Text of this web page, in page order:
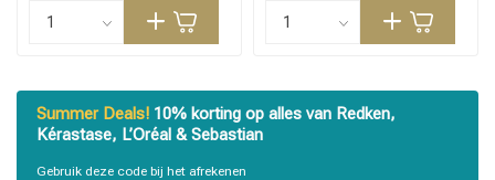
Stylingprodukte Haarfärbung
Summer Deals! 10% korting op alles van Redken,
Kérastase, L’Oréal & Sebastian
Gebruik deze code bij het afrekenen